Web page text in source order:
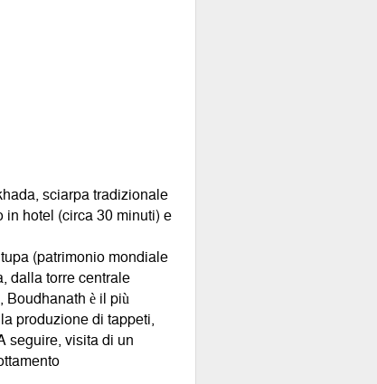
sciarpa tradizionale
hotel (circa 30 minuti) e
(patrimonio mondiale
dalla torre centrale
è il più
produzione di tappeti,
seguire, visita di un